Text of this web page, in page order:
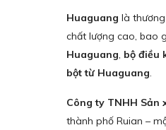
Huaguang là
chất lượng cao, bao
Huaguang, bộ điều
bột từ Huaguang.
Công ty TNHH
thành phố Ruian –